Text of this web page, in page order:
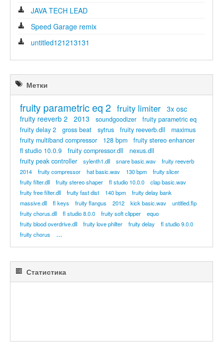
JAVA TECH LEAD
Speed Garage remix
untitled121213131
Метки
fruity parametric eq 2 fruity limiter 3x osc
fruity reeverb 2
2013 soundgoodizer
fruity parametric eq
fruity delay 2
gross beat sytrus fruity reeverb.dll
maximus
fruity multiband compressor
128 bpm
fruity stereo enhancer
fl studio 10.0.9
fruity compressor.dll
nexus.dll
fruity peak controller
sylenth1.dll snare basic.wav
fruity reeverb
2014
fruity compressor hat basic.wav 130 bpm
fruity slicer
fruity filter.dll
fruity stereo shaper fl studio 10.0.0
clap basic.wav
fruity free filter.dll
fruity fast dist 140 bpm
fruity delay bank
massive.dll
fl keys fruity flangus 2012 kick basic.wav
untitled.flp
fruity chorus.dll
fl studio 8.0.0 fruity soft clipper
equo
fruity blood overdrive.dll
fruity love philter fruity delay
fl studio 9.0.0
fruity chorus
...
Статистика